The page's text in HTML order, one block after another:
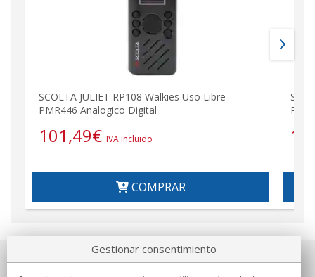
SCOLTA JULIET RP108 Walkies Uso Libre
PMR446 Analogico Digital
101,49€ IVA incluido
COMPRAR
Gestionar consentimiento